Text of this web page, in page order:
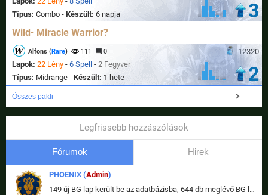
Típus: Combo - Készült: 6 napja 3
Wild- Miracle Warrior?
12320
Alfons (Rare) 111 0
Lapok: 22 Lény - 6 Spell - 2 Fegyver
Típus: Midrange - Készült: 1 hete 2
Összes pakli
Legfrissebb hozzászólások
Fórumok Hirek
PHOENIX (Admin)
149 új BG lap került be az adatbázisba, 644 db meglévő BG lap módosult, bekerültek az új képek a megváltozott lapokhoz is.